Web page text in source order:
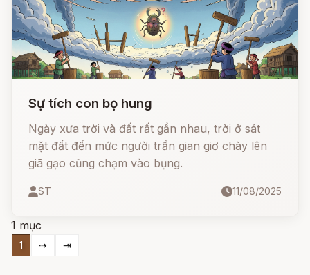
Sự tích con bọ hung
Ngày xưa trời và đất rất gần nhau, trời ở sát
mặt đất đến mức người trần gian giơ chày lên
giã gạo cũng chạm vào bụng.
ST 11/08/2025
1 mục
1 ⇢ ⇥